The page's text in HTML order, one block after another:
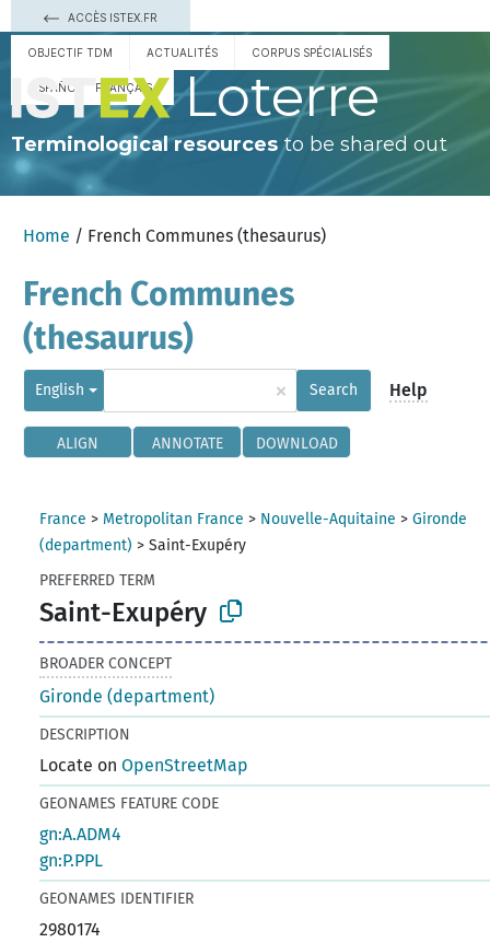
ACCÈS ISTEX.FR
OBJECTIF TDM ACTUALITÉS CORPUS SPÉCIALISÉS
ESPAÑOL FRANÇAIS Loterre
Terminological resourcesto be shared out
Home / French Communes (thesaurus)
French Communes
(thesaurus)
English × Search Help
ALIGN ANNOTATE DOWNLOAD
France > Metropolitan France > Nouvelle-Aquitaine >Gironde
(department) >Saint-Exupéry
PREFERRED TERM
Saint-Exupéry
BROADER CONCEPT
Gironde (department)
DESCRIPTION
Locate onOpenStreetMap
GEONAMES FEATURE CODE
gn:A.ADM4
gn:P.PPL
GEONAMES IDENTIFIER
2980174